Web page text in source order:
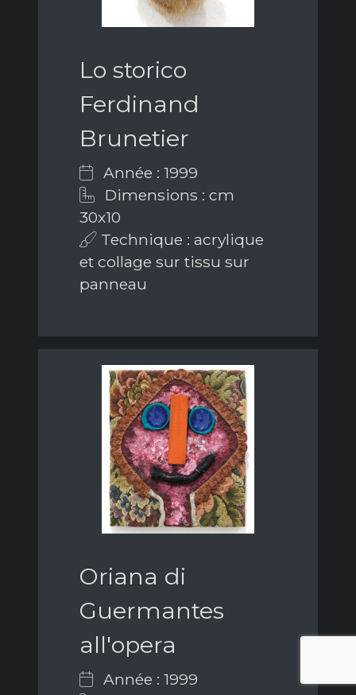
Lo storico
Ferdinand
Brunetier
Année : 1999
Dimensions : cm
30x10
Technique : acrylique
et collage sur tissu sur
panneau
Oriana di
Guermantes
all'opera
Année : 1999